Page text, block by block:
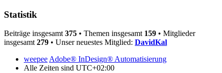
Statistik
Beiträge insgesamt 375 • Themen insgesamt 159 • Mitglieder
insgesamt 279 • Unser neuestes Mitglied: DavidKal
weepee Adobe® InDesign® Automatisierung
Alle Zeiten sind UTC+02:00